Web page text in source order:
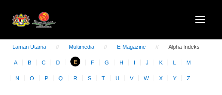
Laman Utama Multimedia E-Magazine Alpha Indeks
A B C D E F G H I J K L M
N O P Q R S T U V W X Y Z